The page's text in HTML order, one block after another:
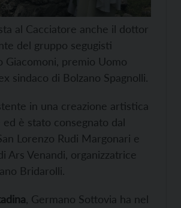
al Cacciatore anche il dottor
del gruppo segugisti
Giacomoni, premio Uomo
sindaco di Bolzano Spagnolli.
in una creazione artistica
è stato consegnato dal
Lorenzo Rudi Margonari e
Ars Venandi, organizzatrice
Bridarolli.
, Germano Sottovia ha nel